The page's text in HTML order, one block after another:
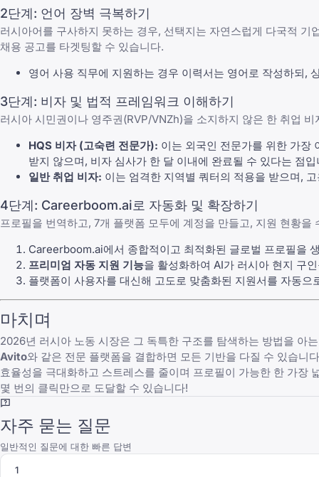
2단계: 언어 장벽 극복하기
러시아어를 구사하지 못하는 경우, 선택지는 자연스럽게 다국적
채용 공고를 타겟팅할 수 있습니다.
영어 사용 직무에 지원하는 경우 이력서는 영어로 작성하되,
3단계: 비자 및 법적 프레임워크 이해하기
러시아 시민권이나 영주권(RVP/VNZh)을 소지하지 않은 한 취업 비
HQS 비자 (고숙련 전문가): 이는 외국인 전문가를 위한 가장
받지 않으며, 비자 심사가 한 달 이내에 완료될 수 있다는 점입
일반 취업 비자: 이는 엄격한 지역별 쿼터의 적용을 받으며,
4단계: Careerboom.ai로 자동화 및 확장하기
프로필을 번역하고, 7개 플랫폼 모두에 계정을 만들고, 지원 현황
Careerboom.ai에서 종합적이고 최적화된 글로벌 프로필을
프리미엄 자동 지원 기능을 활성화하여 AI가 러시아 현지 구
플랫폼이 사용자를 대신해 고도로 맞춤화된 지원서를 자동
마치며
2026년 러시아 노동 시장은 그 독특한 구조를 탐색하는 방법을 아
Avito와 같은 전문 플랫폼을 결합하면 모든 기반을 다질 수 있습니
효율성을 극대화하고 스트레스를 줄이며 프로필이 가능한 한 가장
몇 번의 클릭만으로 도달할 수 있습니다!
자주 묻는 질문
일반적인 질문에 대한 빠른 답변
1